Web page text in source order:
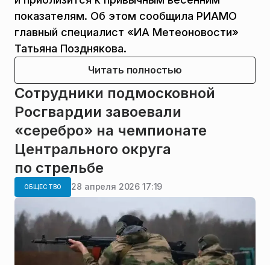
показателям. Об этом сообщила РИАМО
главный специалист «ИА Метеоновости»
Татьяна Позднякова.
Читать полностью
Сотрудники подмосковной
Росгвардии завоевали
«серебро» на чемпионате
Центрального округа
по стрельбе
ОБЩЕСТВО 28 апреля 2026 17:19